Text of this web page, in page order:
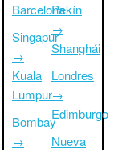
Barcelona
Singapur
→
Kuala
Lumpur
Bombay
→
Pekín
→
Shanghái
Londres
→
Edimburgo
Nueva